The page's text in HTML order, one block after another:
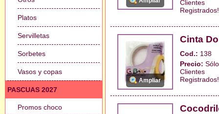
Platos
Servilletas
Sorbetes
Vasos y copas
PASCUAS 2027
Promos choco
Clientes
Registrados!
Ampliar
Cinta
Cod.: 138
Precio:
Clientes
Registrados!